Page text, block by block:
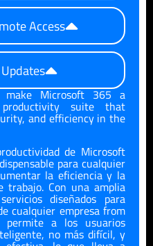
Access
make Microsoft 365 a
suite that
and efficiency in the
de Microsoft
para cualquier
la eficiencia y la
trabajo. Con una amplia
diseñados para
cualquier empresafrom
permite a los usuarios
no más difícil, y